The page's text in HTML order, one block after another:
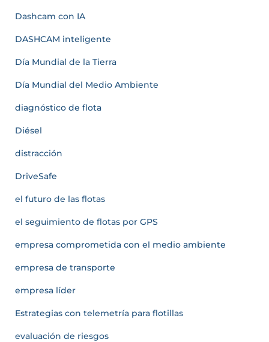
Dashcam con IA
DASHCAM inteligente
Día Mundial de la Tierra
Día Mundial del Medio Ambiente
diagnóstico de flota
Diésel
distracción
DriveSafe
el futuro de las flotas
el seguimiento de flotas por GPS
empresa comprometida con el medio ambiente
empresa de transporte
empresa líder
Estrategias con telemetría para flotillas
evaluación de riesgos